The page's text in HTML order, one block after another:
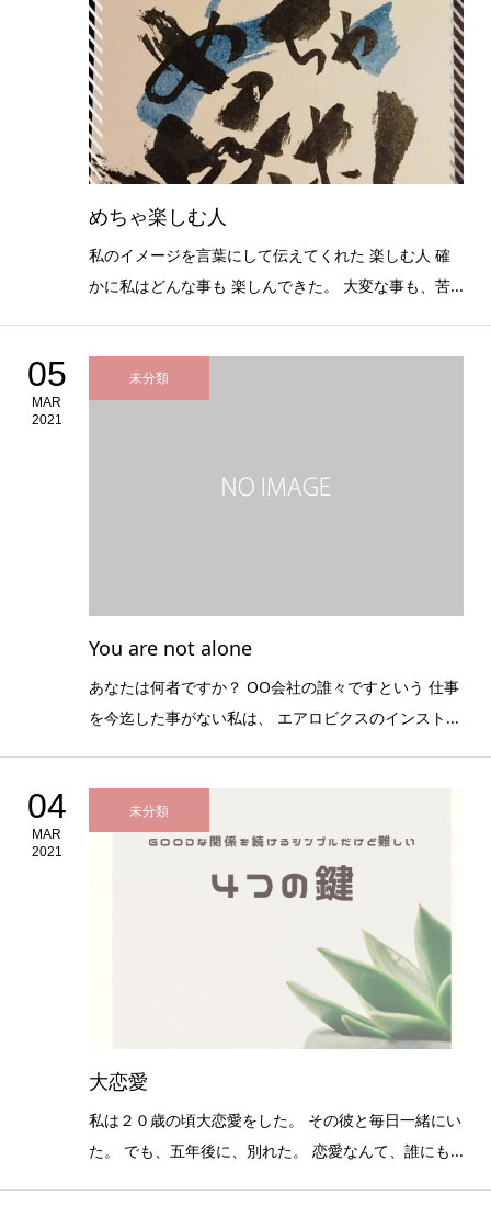
めちゃ楽しむ人
私のイメージを言葉にして伝えてくれた 楽しむ人 確
かに私はどんな事も 楽しんできた。 大変な事も、苦...
05
MAR
2021
未分類
You are not alone
あなたは何者ですか？ OO会社の誰々ですという 仕事
を今迄した事がない私は、 エアロビクスのインスト...
04
MAR
2021
未分類
大恋愛
私は２０歳の頃大恋愛をした。 その彼と毎日一緒にい
た。 でも、五年後に、別れた。 恋愛なんて、誰にも...